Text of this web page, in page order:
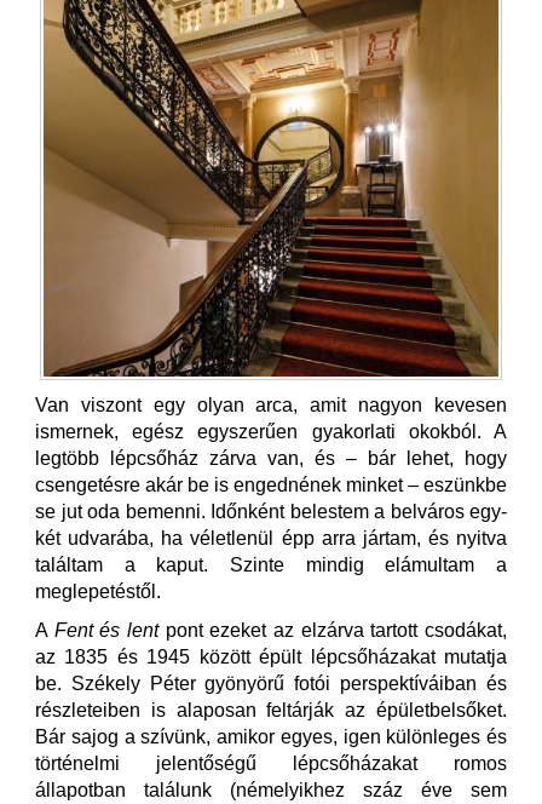
Van viszont egy olyan arca, amit nagyon kevesen
ismernek, egész egyszerűen gyakorlati okokból. A
legtöbb lépcsőház zárva van, és – bár lehet, hogy
csengetésre akár be is engednének minket – eszünkbe
se jut oda bemenni. Időnként belestem a belváros egy-
két udvarába, ha véletlenül épp arra jártam, és nyitva
találtam a kaput. Szinte mindig elámultam a
meglepetéstől.
A Fent és lentpont ezeket az elzárva tartott csodákat,
az 1835 és 1945 között épült lépcsőházakat mutatja
be. Székely Péter gyönyörű fotói perspektíváiban és
részleteiben is alaposan feltárják az épületbelsőket.
Bár sajog a szívünk, amikor egyes, igen különleges és
történelmi jelentőségű lépcsőházakat romos
állapotban találunk (némelyikhez száz éve sem